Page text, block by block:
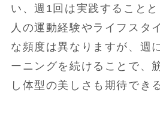
い、週1回は実践すること
人の運動経験やライフスタ
な頻度は異なりますが、週
ーニングを続けることで、
し体型の美しさも期待でき